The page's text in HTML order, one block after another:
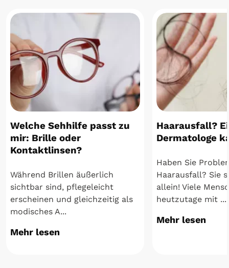
Welche Sehhilfe passt zu
mir: Brille oder
Kontaktlinsen?
Während Brillen äußerlich
sichtbar sind, pflegeleicht
erscheinen und gleichzeitig als
modisches A...
Mehr lesen
Haarausfall?
Dermatologe
Haben Sie
Haarausfall? Sie
allein! Viele
heutzutage mit ...
Mehr lesen